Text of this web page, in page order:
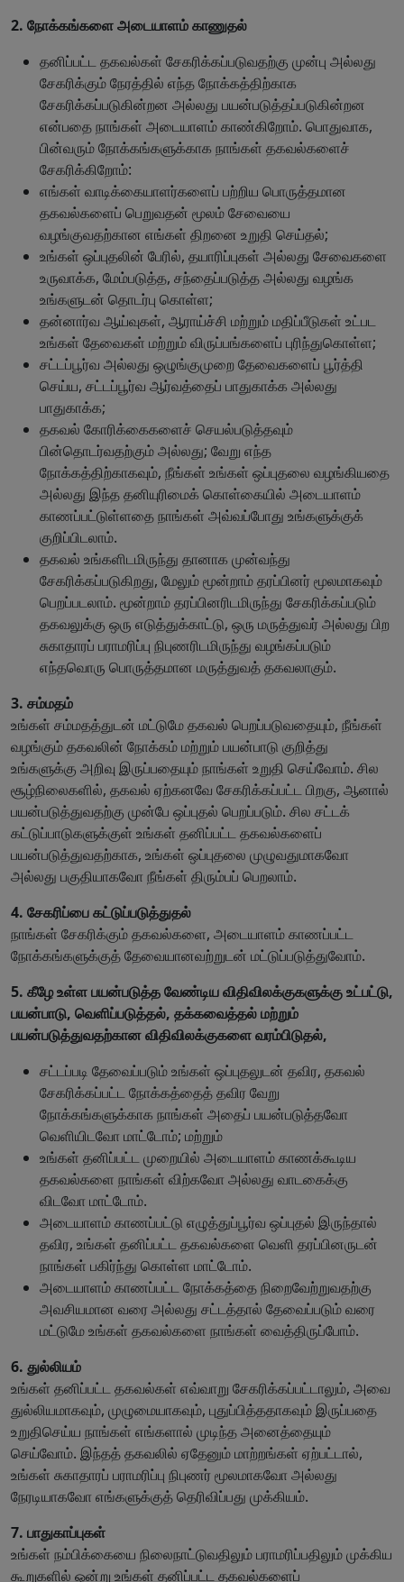
2. நோக்கங்களை அடையாளம் காணுதல்
தனிப்பட்ட தகவல்கள் சேகரிக்கப்படுவதற்கு முன்பு அல்லது
சேகரிக்கும் நேரத்தில் எந்த நோக்கத்திற்காக
சேகரிக்கப்படுகின்றன அல்லது பயன்படுத்தப்படுகின்றன
என்பதை நாங்கள் அடையாளம் காண்கிறோம். பொதுவாக,
பின்வரும் நோக்கங்களுக்காக நாங்கள் தகவல்களைச்
சேகரிக்கிறோம்:
எங்கள் வாடிக்கையாளர்களைப் பற்றிய பொருத்தமான
தகவல்களைப் பெறுவதன் மூலம் சேவையை
வழங்குவதற்கான எங்கள் திறனை உறுதி செய்தல்;
உங்கள் ஒப்புதலின் பேரில், தயாரிப்புகள் அல்லது சேவைகளை
உருவாக்க, மேம்படுத்த, சந்தைப்படுத்த அல்லது வழங்க
உங்களுடன் தொடர்பு கொள்ள;
தன்னார்வ ஆய்வுகள், ஆராய்ச்சி மற்றும் மதிப்பீடுகள் உட்பட
உங்கள் தேவைகள் மற்றும் விருப்பங்களைப் புரிந்துகொள்ள;
சட்டப்பூர்வ அல்லது ஒழுங்குமுறை தேவைகளைப் பூர்த்தி
செய்ய, சட்டப்பூர்வ ஆர்வத்தைப் பாதுகாக்க அல்லது
பாதுகாக்க;
தகவல் கோரிக்கைகளைச் செயல்படுத்தவும்
பின்தொடர்வதற்கும் அல்லது; வேறு எந்த
நோக்கத்திற்காகவும், நீங்கள் உங்கள் ஒப்புதலை வழங்கியதை
அல்லது இந்த தனியுரிமைக் கொள்கையில் அடையாளம்
காணப்பட்டுள்ளதை நாங்கள் அவ்வப்போது உங்களுக்குக்
குறிப்பிடலாம்.
தகவல் உங்களிடமிருந்து தானாக முன்வந்து
சேகரிக்கப்படுகிறது, மேலும் மூன்றாம் தரப்பினர் மூலமாகவும்
பெறப்படலாம். மூன்றாம் தரப்பினரிடமிருந்து சேகரிக்கப்படும்
தகவலுக்கு ஒரு எடுத்துக்காட்டு, ஒரு மருத்துவர் அல்லது பிற
சுகாதாரப் பராமரிப்பு நிபுணரிடமிருந்து வழங்கப்படும்
எந்தவொரு பொருத்தமான மருத்துவத் தகவலாகும்.
3. சம்மதம்
உங்கள் சம்மதத்துடன் மட்டுமே தகவல் பெறப்படுவதையும், நீங்கள்
வழங்கும் தகவலின் நோக்கம் மற்றும் பயன்பாடு குறித்து
உங்களுக்கு அறிவு இருப்பதையும் நாங்கள் உறுதி செய்வோம். சில
சூழ்நிலைகளில், தகவல் ஏற்கனவே சேகரிக்கப்பட்ட பிறகு, ஆனால்
பயன்படுத்துவதற்கு முன்பே ஒப்புதல் பெறப்படும். சில சட்டக்
கட்டுப்பாடுகளுக்குள் உங்கள் தனிப்பட்ட தகவல்களைப்
பயன்படுத்துவதற்காக, உங்கள் ஒப்புதலை முழுவதுமாகவோ
அல்லது பகுதியாகவோ நீங்கள் திரும்பப் பெறலாம்.
4. சேகரிப்பை கட்டுப்படுத்துதல்
நாங்கள் சேகரிக்கும் தகவல்களை, அடையாளம் காணப்பட்ட
நோக்கங்களுக்குத் தேவையானவற்றுடன் மட்டுப்படுத்துவோம்.
5. கீழே உள்ள பயன்படுத்த வேண்டிய விதிவிலக்குகளுக்கு உட்பட்டு,
பயன்பாடு, வெளிப்படுத்தல், தக்கவைத்தல் மற்றும்
பயன்படுத்துவதற்கான விதிவிலக்குகளை வரம்பிடுதல்,
சட்டப்படி தேவைப்படும் உங்கள் ஒப்புதலுடன் தவிர, தகவல்
சேகரிக்கப்பட்ட நோக்கத்தைத் தவிர வேறு
நோக்கங்களுக்காக நாங்கள் அதைப் பயன்படுத்தவோ
வெளியிடவோ மாட்டோம்; மற்றும்
உங்கள் தனிப்பட்ட முறையில் அடையாளம் காணக்கூடிய
தகவல்களை நாங்கள் விற்கவோ அல்லது வாடகைக்கு
விடவோ மாட்டோம்.
அடையாளம் காணப்பட்டு எழுத்துப்பூர்வ ஒப்புதல் இருந்தால்
தவிர, உங்கள் தனிப்பட்ட தகவல்களை வெளி தரப்பினருடன்
நாங்கள் பகிர்ந்து கொள்ள மாட்டோம்.
அடையாளம் காணப்பட்ட நோக்கத்தை நிறைவேற்றுவதற்கு
அவசியமான வரை அல்லது சட்டத்தால் தேவைப்படும் வரை
மட்டுமே உங்கள் தகவல்களை நாங்கள் வைத்திருப்போம்.
6. துல்லியம்
உங்கள் தனிப்பட்ட தகவல்கள் எவ்வாறு சேகரிக்கப்பட்டாலும், அவை
துல்லியமாகவும், முழுமையாகவும், புதுப்பித்ததாகவும் இருப்பதை
உறுதிசெய்ய நாங்கள் எங்களால் முடிந்த அனைத்தையும்
செய்வோம். இந்தத் தகவலில் ஏதேனும் மாற்றங்கள் ஏற்பட்டால்,
உங்கள் சுகாதாரப் பராமரிப்பு நிபுணர் மூலமாகவோ அல்லது
நேரடியாகவோ எங்களுக்குத் தெரிவிப்பது முக்கியம்.
7. பாதுகாப்புகள்
உங்கள் நம்பிக்கையை நிலைநாட்டுவதிலும் பராமரிப்பதிலும் முக்கிய
கூறுகளில் ஒன்று உங்கள் தனிப்பட்ட தகவல்களைப்